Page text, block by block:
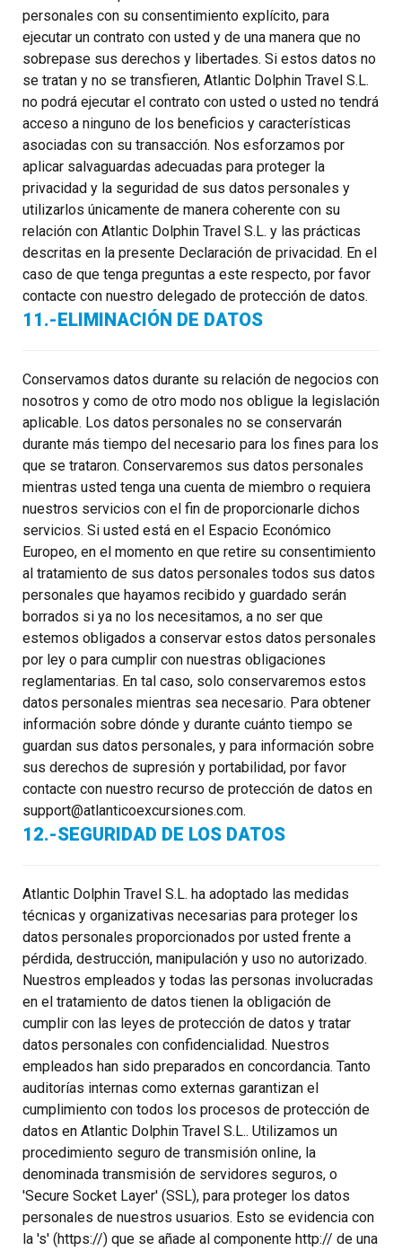
personales con su consentimiento explícito, para
ejecutar un contrato con usted y de una manera que no
sobrepase sus derechos y libertades. Si estos datos no
se tratan y no se transfieren, Atlantic Dolphin Travel S.L.
no podrá ejecutar el contrato con usted o usted no tendrá
acceso a ninguno de los beneficios y características
asociadas con su transacción. Nos esforzamos por
aplicar salvaguardas adecuadas para proteger la
privacidad y la seguridad de sus datos personales y
utilizarlos únicamente de manera coherente con su
relación con Atlantic Dolphin Travel S.L. y las prácticas
descritas en la presente Declaración de privacidad. En el
caso de que tenga preguntas a este respecto, por favor
contacte con nuestro delegado de protección de datos.
11.-ELIMINACIÓN DE DATOS
Conservamos datos durante su relación de negocios con
nosotros y como de otro modo nos obligue la legislación
aplicable. Los datos personales no se conservarán
durante más tiempo del necesario para los fines para los
que se trataron. Conservaremos sus datos personales
mientras usted tenga una cuenta de miembro o requiera
nuestros servicios con el fin de proporcionarle dichos
servicios. Si usted está en el Espacio Económico
Europeo, en el momento en que retire su consentimiento
al tratamiento de sus datos personales todos sus datos
personales que hayamos recibido y guardado serán
borrados si ya no los necesitamos, a no ser que
estemos obligados a conservar estos datos personales
por ley o para cumplir con nuestras obligaciones
reglamentarias. En tal caso, solo conservaremos estos
datos personales mientras sea necesario. Para obtener
información sobre dónde y durante cuánto tiempo se
guardan sus datos personales, y para información sobre
sus derechos de supresión y portabilidad, por favor
contacte con nuestro recurso de protección de datos en
support@atlanticoexcursiones.com.
12.-SEGURIDAD DE LOS DATOS
Atlantic Dolphin Travel S.L. ha adoptado las medidas
técnicas y organizativas necesarias para proteger los
datos personales proporcionados por usted frente a
pérdida, destrucción, manipulación y uso no autorizado.
Nuestros empleados y todas las personas involucradas
en el tratamiento de datos tienen la obligación de
cumplir con las leyes de protección de datos y tratar
datos personales con confidencialidad. Nuestros
empleados han sido preparados en concordancia. Tanto
auditorías internas como externas garantizan el
cumplimiento con todos los procesos de protección de
datos en Atlantic Dolphin Travel S.L.. Utilizamos un
procedimiento seguro de transmisión online, la
denominada transmisión de servidores seguros, o
'Secure Socket Layer' (SSL), para proteger los datos
personales de nuestros usuarios. Esto se evidencia con
la 's' (https://) que se añade al componente http:// de una